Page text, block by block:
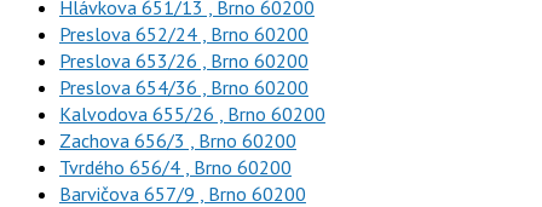
Hlávkova 651/13 , Brno 60200
Preslova 652/24 , Brno 60200
Preslova 653/26 , Brno 60200
Preslova 654/36 , Brno 60200
Kalvodova 655/26 , Brno 60200
Zachova 656/3 , Brno 60200
Tvrdého 656/4 , Brno 60200
Barvičova 657/9 , Brno 60200